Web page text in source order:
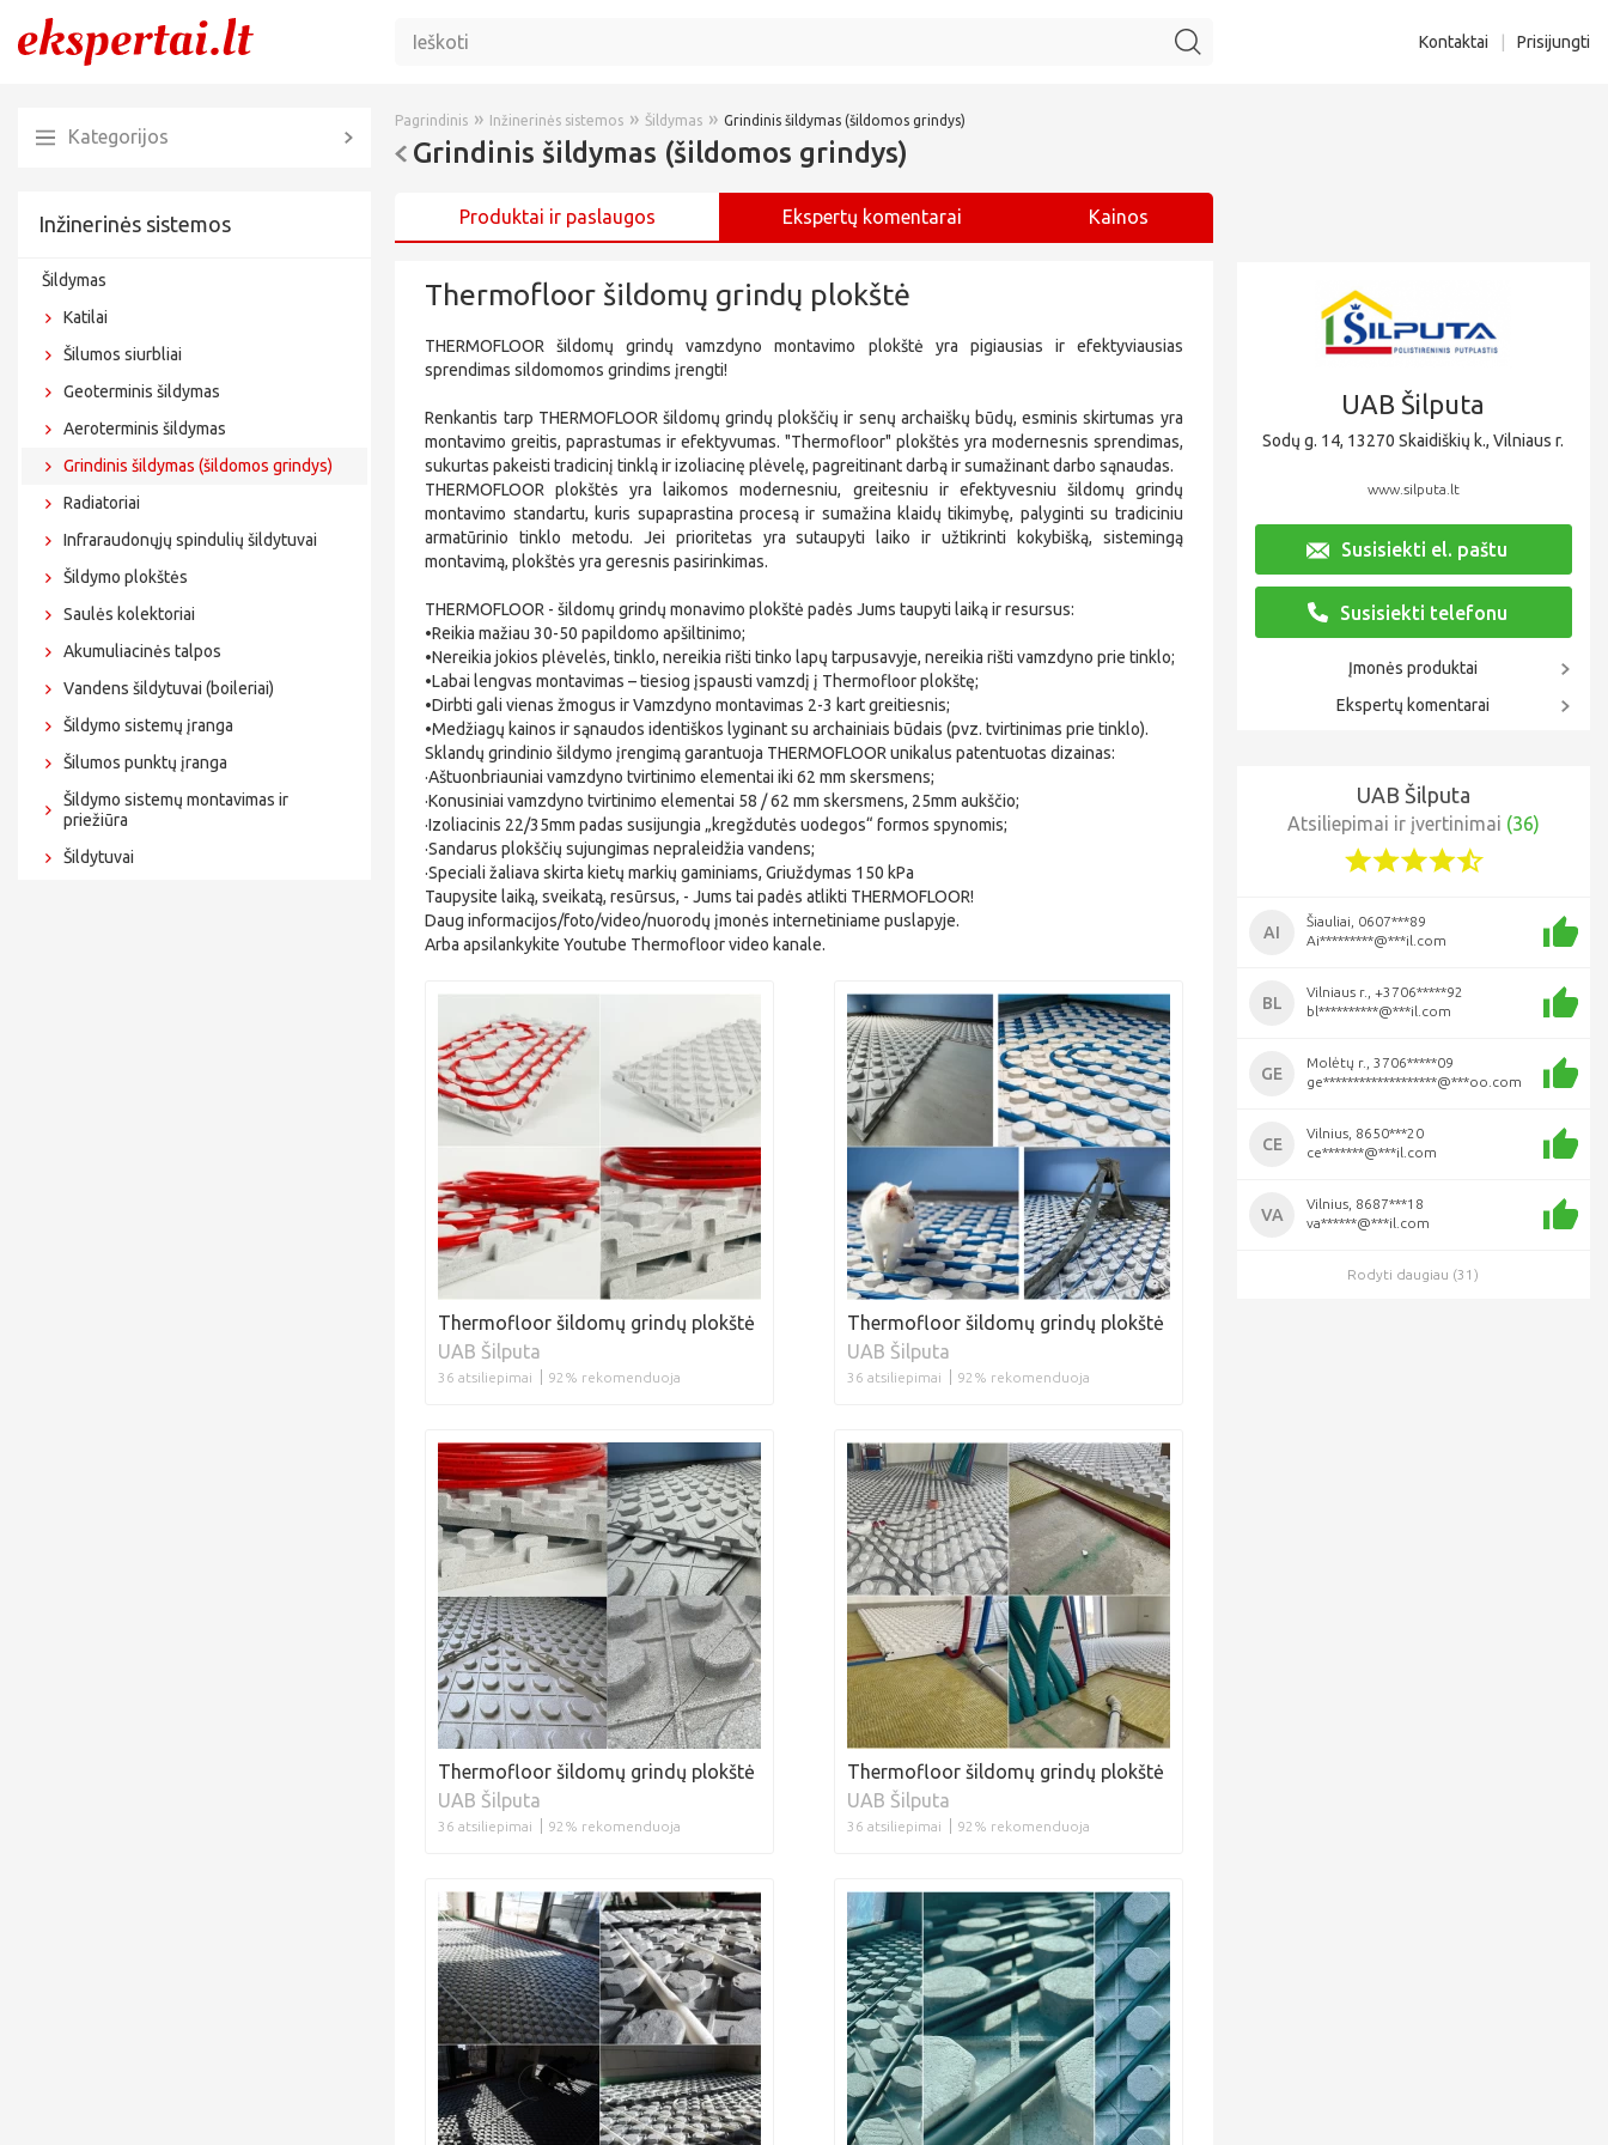
Kontaktai Prisijungti
Kategorijos
Inžinerinės sistemos
Šildymas
Katilai
Šilumos siurbliai
Geoterminis šildymas
Aeroterminis šildymas
Grindinis šildymas (šildomos grindys)
Radiatoriai
Infraraudonųjų spindulių šildytuvai
Šildymo plokštės
Saulės kolektoriai
Akumuliacinės talpos
Vandens šildytuvai (boileriai)
Šildymo sistemų įranga
Šilumos punktų įranga
Šildymo sistemų montavimas ir
priežiūra
Šildytuvai
Pagrindinis » Inžinerinės sistemos » Šildymas » Grindinis šildymas (šildomos grindys)
Grindinis šildymas (šildomos grindys)
Produktai ir paslaugos Ekspertų komentarai Kainos
Thermofloor šildomų grindų plokštė
THERMOFLOOR šildomų grindų vamzdyno montavimo plokštė yra pigiausias ir efektyviausias
sprendimas sildomomos grindims įrengti!
Renkantis tarp THERMOFLOOR šildomų grindų plokščių ir senų archaiškų būdų, esminis skirtumas yra
montavimo greitis, paprastumas ir efektyvumas. "Thermofloor" plokštės yra modernesnis sprendimas,
sukurtas pakeisti tradicinį tinklą ir izoliacinę plėvelę, pagreitinant darbą ir sumažinant darbo sąnaudas.
THERMOFLOOR plokštės yra laikomos modernesniu, greitesniu ir efektyvesniu šildomų grindų
montavimo standartu, kuris supaprastina procesą ir sumažina klaidų tikimybę, palyginti su tradiciniu
armatūrinio tinklo metodu. Jei prioritetas yra sutaupyti laiko ir užtikrinti kokybišką, sistemingą
montavimą, plokštės yra geresnis pasirinkimas.
THERMOFLOOR - šildomų grindų monavimo plokštė padės Jums taupyti laiką ir resursus:
•Reikia mažiau 30-50 papildomo apšiltinimo;
•Nereikia jokios plėvelės, tinklo, nereikia rišti tinko lapų tarpusavyje, nereikia rišti vamzdyno prie tinklo;
•Labai lengvas montavimas – tiesiog įspausti vamzdį į Thermofloor plokštę;
•Dirbti gali vienas žmogus ir Vamzdyno montavimas 2-3 kart greitiesnis;
•Medžiagų kainos ir sąnaudos identiškos lyginant su archainiais būdais (pvz. tvirtinimas prie tinklo).
Sklandų grindinio šildymo įrengimą garantuoja THERMOFLOOR unikalus patentuotas dizainas:
·Aštuonbriauniai vamzdyno tvirtinimo elementai iki 62 mm skersmens;
·Konusiniai vamzdyno tvirtinimo elementai 58 / 62 mm skersmens, 25mm aukščio;
·Izoliacinis 22/35mm padas susijungia „kregždutės uodegos“ formos spynomis;
·Sandarus plokščių sujungimas nepraleidžia vandens;
·Speciali žaliava skirta kietų markių gaminiams, Griuždymas 150 kPa
Taupysite laiką, sveikatą, resūrsus, - Jums tai padės atlikti THERMOFLOOR!
Daug informacijos/foto/video/nuorodų įmonės internetiniame puslapyje.
Arba apsilankykite Youtube Thermofloor video kanale.
Thermofloor šildomų grindų plokštė
UAB Šilputa
36 atsiliepimai 92% rekomenduoja
Thermofloor šildomų grindų plokštė
UAB Šilputa
36 atsiliepimai 92% rekomenduoja
Thermofloor šildomų grindų plokštė
UAB Šilputa
36 atsiliepimai 92% rekomenduoja
Thermofloor šildomų grindų plokštė
UAB Šilputa
36 atsiliepimai 92% rekomenduoja
UAB Šilputa
Sodų g. 14, 13270 Skaidiškių k., Vilniaus r.
www.silputa.lt
Susisiekti el. paštu
Susisiekti telefonu
Įmonės produktai
Ekspertų komentarai
UAB Šilputa
Atsiliepimai ir įvertinimai (36)
AI
Šiauliai, 0607***89
Ai*********@***il.com
BL
Vilniaus r., +3706*****92
bl**********@***il.com
GE
Molėtų r., 3706*****09
ge*******************@***oo.com
CE
Vilnius, 8650***20
ce*******@***il.com
VA
Vilnius, 8687***18
va******@***il.com
Rodyti daugiau (31)